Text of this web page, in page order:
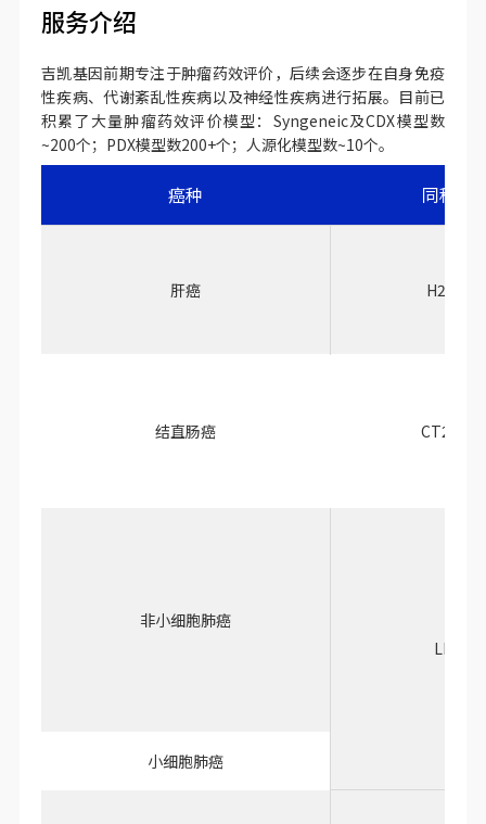
服务介绍
吉凯基因前期专注于肿瘤药效评价，后续会逐步在自身免疫
性疾病、代谢紊乱性疾病以及神经性疾病进行拓展。目前已
积累了大量肿瘤药效评价模型：Syngeneic及CDX模型数
~200个；PDX模型数200+个；人源化模型数~10个。
癌种 同种移
肝癌 H22,
结直肠癌
非小细胞肺癌
LL/2
小细胞肺癌